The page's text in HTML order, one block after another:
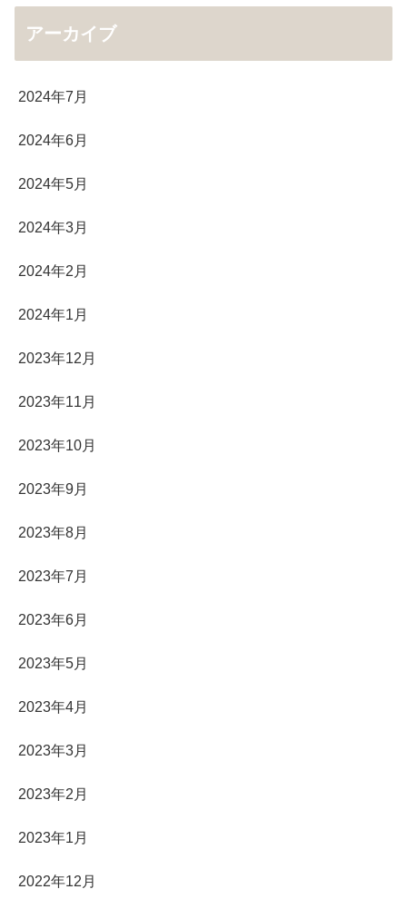
アーカイブ
2024年7月
2024年6月
2024年5月
2024年3月
2024年2月
2024年1月
2023年12月
2023年11月
2023年10月
2023年9月
2023年8月
2023年7月
2023年6月
2023年5月
2023年4月
2023年3月
2023年2月
2023年1月
2022年12月